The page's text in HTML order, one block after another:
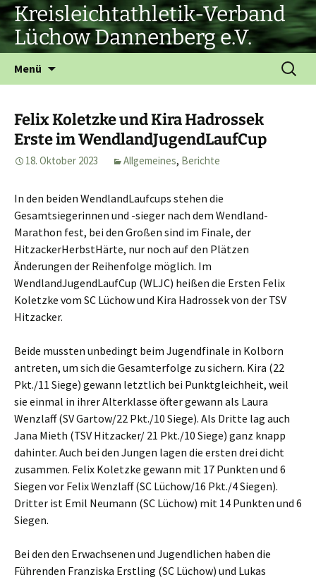
Zum
Inhalt
springen
Kreisleichtathletik-Verband
Lüchow Dannenberg e.V.
Menü
Suchen
nach:
Felix Koletzke und Kira Hadrossek
Erste im WendlandJugendLaufCup
18. Oktober 2023 Allgemeines, Berichte
In den beiden WendlandLaufcups stehen die
Gesamtsiegerinnen und -sieger nach dem Wendland-
Marathon fest, bei den Großen sind im Finale, der
HitzackerHerbstHärte, nur noch auf den Plätzen
Änderungen der Reihenfolge möglich. Im
WendlandJugendLaufCup (WLJC) heißen die Ersten Felix
Koletzke vom SC Lüchow und Kira Hadrossek von der TSV
Hitzacker.
Beide mussten unbedingt beim Jugendfinale in Kolborn
antreten, um sich die Gesamterfolge zu sichern. Kira (22
Pkt./11 Siege) gewann letztlich bei Punktgleichheit, weil
sie einmal in ihrer Alterklasse öfter gewann als Laura
Wenzlaff (SV Gartow/22 Pkt./10 Siege). Als Dritte lag auch
Jana Mieth (TSV Hitzacker/ 21 Pkt./10 Siege) ganz knapp
dahinter. Auch bei den Jungen lagen die ersten drei dicht
zusammen. Felix Koletzke gewann mit 17 Punkten und 6
Siegen vor Felix Wenzlaff (SC Lüchow/16 Pkt./4 Siegen).
Dritter ist Emil Neumann (SC Lüchow) mit 14 Punkten und 6
Siegen.
Bei den den Erwachsenen und Jugendlichen haben die
Führenden Franziska Erstling (SC Lüchow) und Lukas